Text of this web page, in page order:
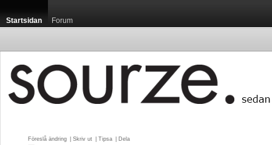
Startsidan Forum
Föreslå ändring Skriv ut Tipsa Dela